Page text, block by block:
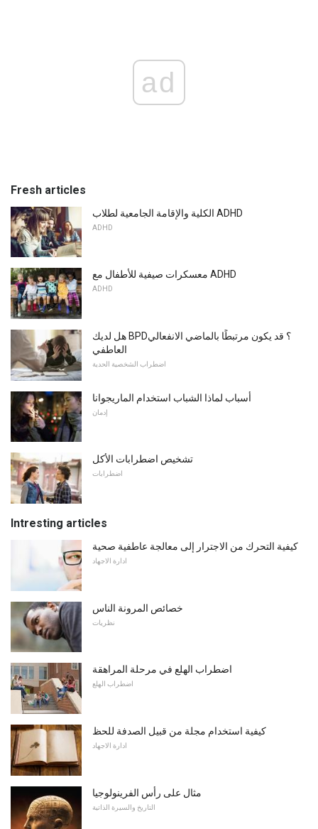
ad
Fresh articles
الكلية والإقامة الجامعية لطلاب ADHD
ADHD
معسكرات صيفية للأطفال مع ADHD
ADHD
هل لديك BPD؟ قد يكون مرتبطًا بالماضي الانفعالي
العاطفي
اضطراب الشخصية الحدية
أسباب لماذا الشباب استخدام الماريجوانا
إدمان
تشخيص اضطرابات الأكل
اضطرابات
Intresting articles
كيفية التحرك من الاجترار إلى معالجة عاطفية صحية
ادارة الاجهاد
خصائص المرونة الناس
نظريات
اضطراب الهلع في مرحلة المراهقة
اضطراب الهلع
كيفية استخدام مجلة من قبيل الصدفة للحظ
ادارة الاجهاد
مثال على رأس الفرينولوجيا
التاريخ والسيرة الذاتية